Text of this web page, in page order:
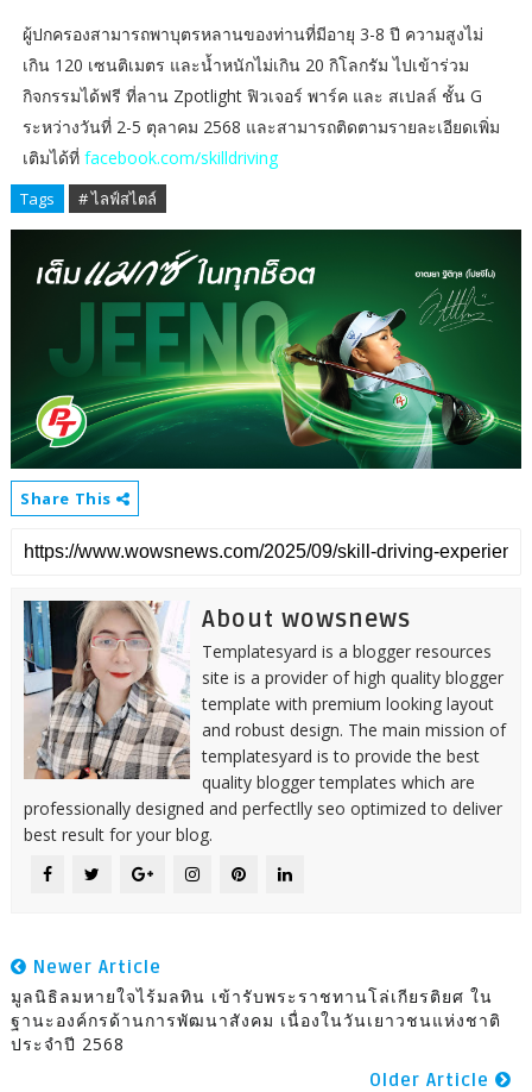
ผู้ปกครองสามารถพาบุตรหลานของท่านที่มีอายุ 3-8 ปี ความสูงไม่
เกิน 120 เซนติเมตร และน้ำหนักไม่เกิน 20 กิโลกรัม ไปเข้าร่วม
กิจกรรมได้ฟรี ที่ลาน Zpotlight ฟิวเจอร์ พาร์ค และ สเปลล์ ชั้น G
ระหว่างวันที่ 2-5 ตุลาคม 2568 และสามารถติดตามรายละเอียดเพิ่ม
เติมได้ที่ facebook.com/skilldriving
Tags # ไลฟ์สไตล์
Share This
About wowsnews
Templatesyard is a blogger resources
site is a provider of high quality blogger
template with premium looking layout
and robust design. The main mission of
templatesyard is to provide the best
quality blogger templates which are
professionally designed and perfectlly seo optimized to deliver
best result for your blog.
Newer Article
มูลนิธิลมหายใจไร้มลทิน เข้ารับพระราชทานโล่เกียรติยศ ใน
ฐานะองค์กรด้านการพัฒนาสังคม เนื่องในวันเยาวชนแห่งชาติ
ประจำปี 2568
Older Article